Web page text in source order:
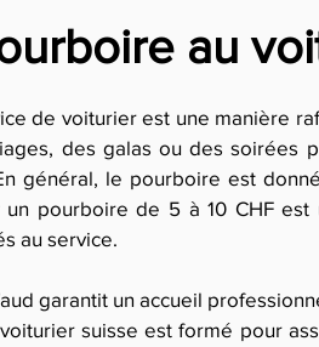
au
de voiturier est une manière
des galas ou des soirées
général, le pourboire est
pourboire de 5 à 10 CHF
au service.
garantit un accueil
suisse est formé pour